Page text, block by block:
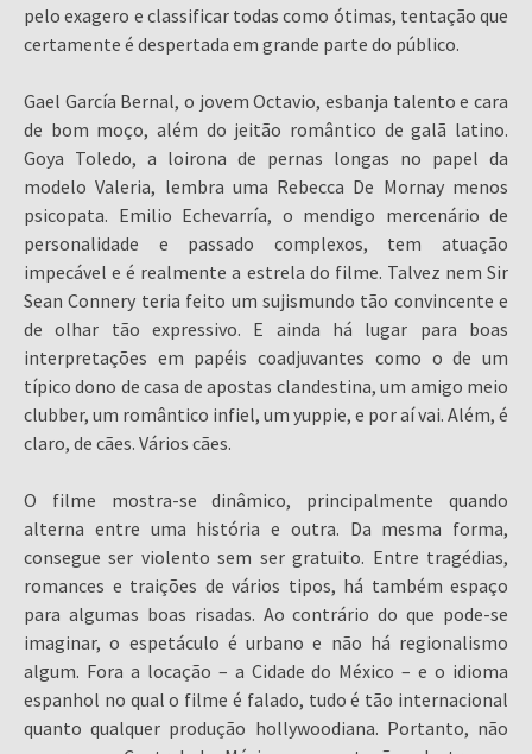
pelo exagero e classificar todas como ótimas, tentação que
certamente é despertada em grande parte do público.
Gael García Bernal, o jovem Octavio, esbanja talento e cara
de bom moço, além do jeitão romântico de galã latino.
Goya Toledo, a loirona de pernas longas no papel da
modelo Valeria, lembra uma Rebecca De Mornay menos
psicopata. Emilio Echevarría, o mendigo mercenário de
personalidade e passado complexos, tem atuação
impecável e é realmente a estrela do filme. Talvez nem Sir
Sean Connery teria feito um sujismundo tão convincente e
de olhar tão expressivo. E ainda há lugar para boas
interpretações em papéis coadjuvantes como o de um
típico dono de casa de apostas clandestina, um amigo meio
clubber, um romântico infiel, um yuppie, e por aí vai. Além, é
claro, de cães. Vários cães.
O filme mostra-se dinâmico, principalmente quando
alterna entre uma história e outra. Da mesma forma,
consegue ser violento sem ser gratuito. Entre tragédias,
romances e traições de vários tipos, há também espaço
para algumas boas risadas. Ao contrário do que pode-se
imaginar, o espetáculo é urbano e não há regionalismo
algum. Fora a locação – a Cidade do México – e o idioma
espanhol no qual o filme é falado, tudo é tão internacional
quanto qualquer produção hollywoodiana. Portanto, não